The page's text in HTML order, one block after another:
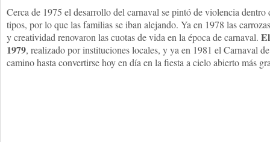
Cerca de 1975 el desarrollo del carnaval se pintó de violencia dentro
tipos, por lo que las familias se iban alejando. Ya en 1978 las
y creatividad renovaron las cuotas de vida en la época de carnaval.
1979, realizado por instituciones locales, y ya en 1981 el Carnaval
camino hasta convertirse hoy en día en la fiesta a cielo abierto más